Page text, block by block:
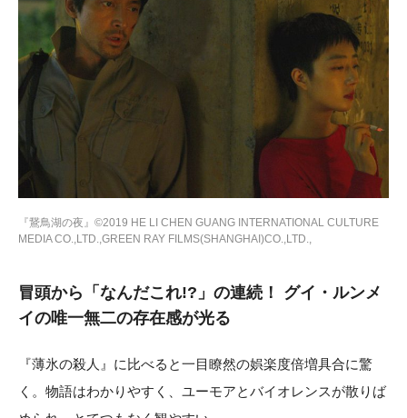
『鵞鳥湖の夜』©2019 HE LI CHEN GUANG INTERNATIONAL CULTURE
MEDIA CO.,LTD.,GREEN RAY FILMS(SHANGHAI)CO.,LTD.,
冒頭から「なんだこれ!?」の連続！ グイ・ルンメ
イの唯一無二の存在感が光る
『薄氷の殺人』に比べると一目瞭然の娯楽度倍増具合に驚
く。物語はわかりやすく、ユーモアとバイオレンスが散りば